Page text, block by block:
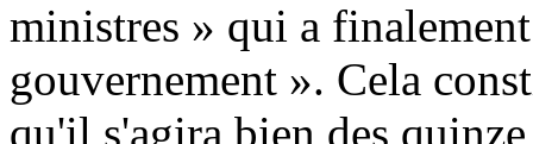
ministres » qui a
gouvernement ». Cela
qu'il s'agira bien des